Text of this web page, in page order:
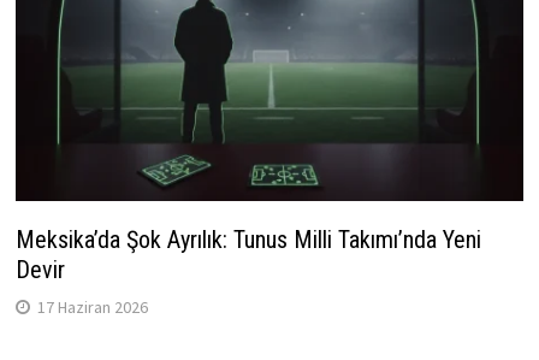
Meksika’da Şok Ayrılık: Tunus Milli Takımı’nda Yeni
Devir
17 Haziran 2026